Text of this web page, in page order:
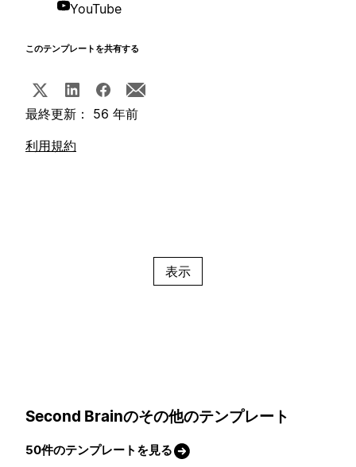
YouTube
このテンプレートを共有する
最終更新： 56 年前
利用規約
表示
Second Brainのその他のテンプレート
50件のテンプレートを見る